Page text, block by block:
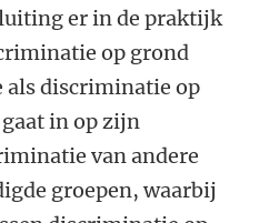
er in de praktijk
op grond
als discriminatie op
in op zijn
van andere
groepen, waarbij